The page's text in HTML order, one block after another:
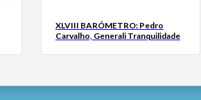
XLVIII BARÓMETRO: Pedro
Carvalho, Generali Tranquilidade